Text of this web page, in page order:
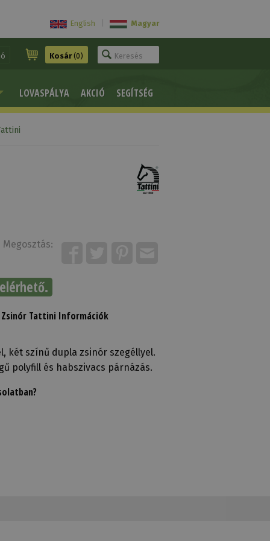
English Magyar
Kosár(0)
LOVASPÁLYA AKCIÓ SEGÍTSÉG
Megosztás:
Tattini Információk
két színű dupla zsinór szegéllyel.
polyfill és habszivacs párnázás.